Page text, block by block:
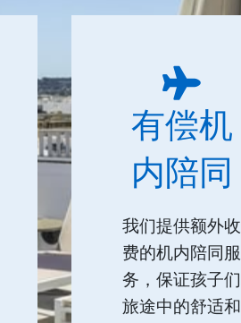
有偿机
内陪同
我们提供额外收
费的机内陪同服
务，保证孩子们
旅途中的舒适和